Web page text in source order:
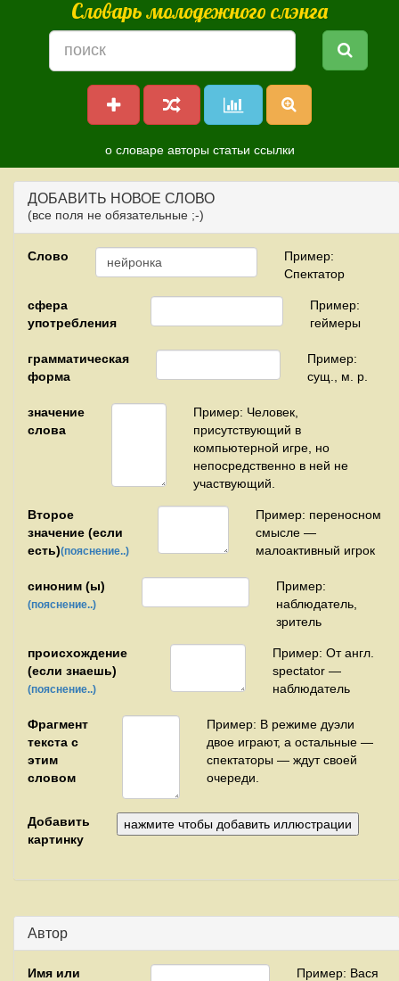
Словарь молодежного слэнга
о словаре авторы статьи ссылки
ДОБАВИТЬ НОВОЕ СЛОВО
(все поля не обязательные ;-)
Слово
Пример:
Спектатор
сфера
употребления
Пример:
геймеры
грамматическая
форма
Пример:
сущ., м. р.
значение
слова
Пример: Человек,
присутствующий в
компьютерной игре, но
непосредственно в ней не
участвующий.
Второе
значение (если
есть)(пояснение..)
Пример: переносном
смысле —
малоактивный игрок
синоним (ы)
(пояснение..)
Пример:
наблюдатель,
зритель
происхождение
(если знаешь)
(пояснение..)
Пример: От англ.
spectator —
наблюдатель
Фрагмент
текста с
этим
словом
Пример: В режиме дуэли
двое играют, а остальные —
спектаторы — ждут своей
очереди.
Добавить
картинку
Автор
Имя или
Пример: Вася